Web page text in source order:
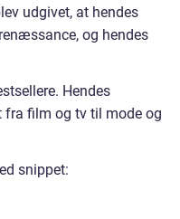
udgivet, at hendes
og hendes
Hendes
fra film og tv til mode og
snippet: